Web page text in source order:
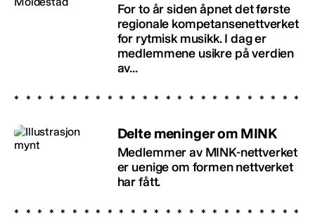
For to år siden åpnet det første
regionale kompetansenettverket
for rytmisk musikk. I dag er
medlemmene usikre på verdien
av...
Delte meninger om MINK
Medlemmer av MINK-nettverket
er uenige om formen nettverket
har fått.